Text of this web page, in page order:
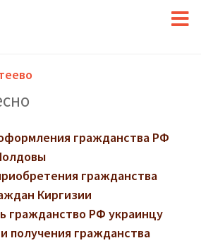
гражданства РФ
гражданства
Киргизии
гражданство РФ украинцу
получения гражданства